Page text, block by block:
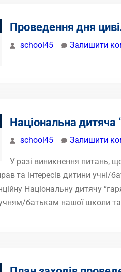
Проведення дня
school45 Залишити
Національна дитяча
school45 Залишити
У разі виникнення питань,
та інтересів дитини
Національну дитячу
батькам нашої школи